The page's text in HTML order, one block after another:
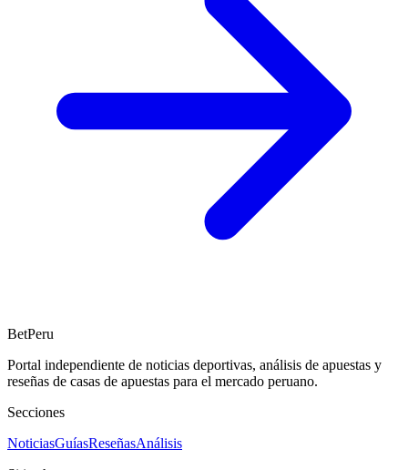
BetPeru
Portal independiente de noticias deportivas, análisis de apuestas y
reseñas de casas de apuestas para el mercado peruano.
Secciones
NoticiasGuíasReseñasAnálisis